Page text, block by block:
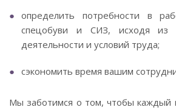
определить потребности в
спецобуви и СИЗ, исходя из
деятельности и условий труда;
сэкономить время вашим
Мы заботимся о том, чтобы каждый